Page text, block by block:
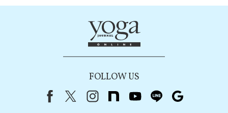
FOLLOW US
FacebookX（旧Twitter）
instagram
note youtubeline